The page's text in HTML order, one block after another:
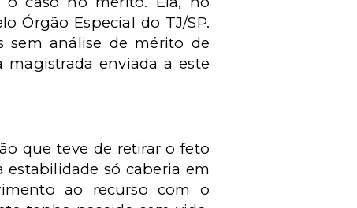
Órgão Especial do TJ/SP.
sem análise de mérito de
enviada a este
que teve de retirar o feto
só caberia em
ao recurso com o